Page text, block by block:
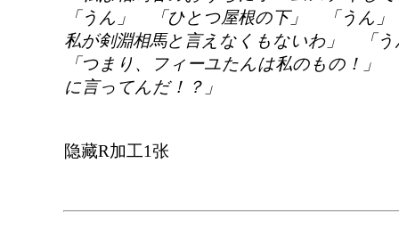
「うん」 「ひとつ屋根の下」 「うん
私が剣淵相馬と言えなくもないわ」 「
「つまり、フィーユたんは私のもの！」
に言ってんだ！？」
隐藏R加工1张